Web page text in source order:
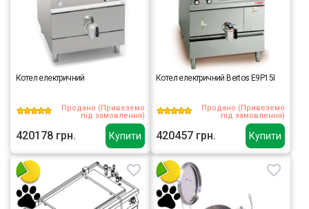
Купити
Котел електричний
Продано (Привеземо
під замовлення)
420178 грн. Купити
Котел електричний Bertos E9P15I
Продано (Привеземо
під замовлення)
420457 грн.